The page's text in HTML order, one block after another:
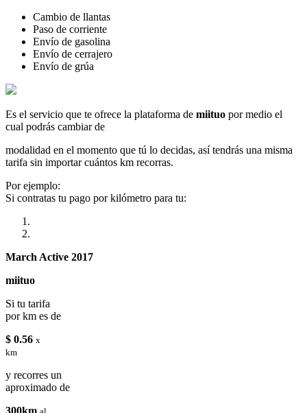
Cambio de llantas
Paso de corriente
Envío de gasolina
Envío de cerrajero
Envío de grúa
Es el servicio que te ofrece la plataforma de miituo por medio el
cual podrás cambiar de
modalidad en el momento que tú lo decidas, así tendrás una misma
tarifa sin importar cuántos km recorras.
Por ejemplo:
Si contratas tu pago por kilómetro para tu:
March Active 2017
miituo
Si tu tarifa
por km es de
$ 0.56 x
km
y recorres un
aproximado de
300km